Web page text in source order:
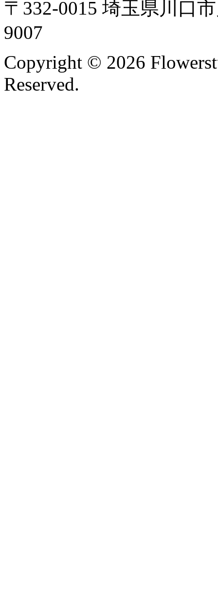
〒332-0015 埼玉県川口
9007
Copyright © 2026
Reserved.